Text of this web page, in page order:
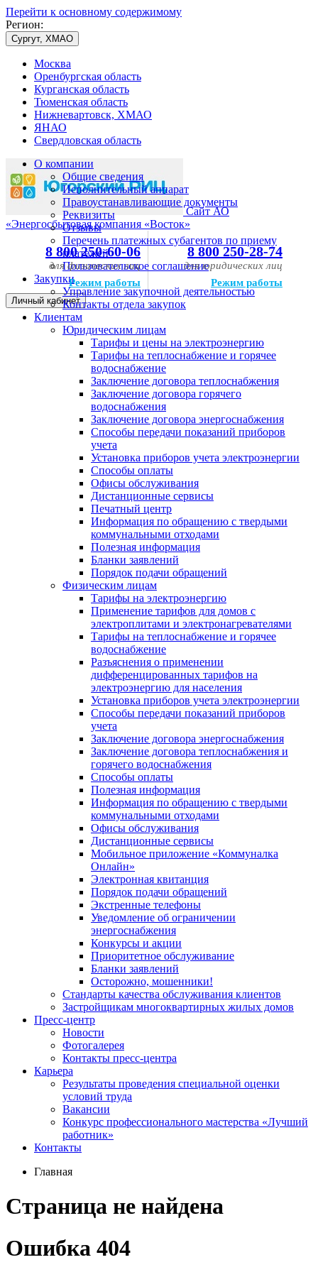
Перейти к основному содержимому
Регион:
Сургут, ХМАО
Москва
Оренбургская область
Курганская область
Тюменская область
Нижневартовск, ХМАО
ЯНАО
Свердловская область
Сайт АО
«Энергосбытовая компания «Восток»
8 800 250-60-06
для физических лиц
Режим работы
8 800 250-28-74
для юридических лиц
Режим работы
Личный кабинет
О компании
Общие сведения
Исполнительный аппарат
Правоустанавливающие документы
Реквизиты
Отзывы
Перечень платежных субагентов по приему
платежей
Пользовательское соглашение
Закупки
Управление закупочной деятельностью
Контакты отдела закупок
Клиентам
Юридическим лицам
Тарифы и цены на электроэнергию
Тарифы на теплоснабжение и горячее
водоснабжение
Заключение договора теплоснабжения
Заключение договора горячего
водоснабжения
Заключение договора энергоснабжения
Способы передачи показаний приборов
учета
Установка приборов учета электроэнергии
Способы оплаты
Офисы обслуживания
Дистанционные сервисы
Печатный центр
Информация по обращению с твердыми
коммунальными отходами
Полезная информация
Бланки заявлений
Порядок подачи обращений
Физическим лицам
Тарифы на электроэнергию
Применение тарифов для домов с
электроплитами и электронагревателями
Тарифы на теплоснабжение и горячее
водоснабжение
Разъяснения о применении
дифференцированных тарифов на
электроэнергию для населения
Установка приборов учета электроэнергии
Способы передачи показаний приборов
учета
Заключение договора энергоснабжения
Заключение договора теплоснабжения и
горячего водоснабжения
Способы оплаты
Полезная информация
Информация по обращению с твердыми
коммунальными отходами
Офисы обслуживания
Дистанционные сервисы
Мобильное приложение «Коммуналка
Онлайн»
Электронная квитанция
Порядок подачи обращений
Экстренные телефоны
Уведомление об ограничении
энергоснабжения
Конкурсы и акции
Приоритетное обслуживание
Бланки заявлений
Осторожно, мошенники!
Стандарты качества обслуживания клиентов
Застройщикам многоквартирных жилых домов
Пресс-центр
Новости
Фотогалерея
Контакты пресс-центра
Карьера
Результаты проведения специальной оценки
условий труда
Вакансии
Конкурс профессионального мастерства «Лучший
работник»
Контакты
Главная
Страница не найдена
Ошибка 404